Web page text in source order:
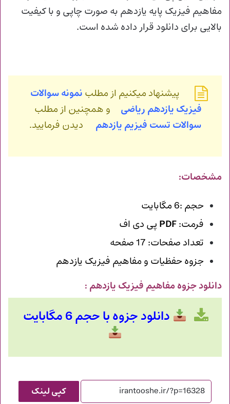
مفاهیم فیزیک پایه یازدهم به صورت چاپی و با کیفیت
بالایی برای دانلود قرار داده شده است.
پیشنهاد میکنیم از مطلب نمونه سوالات
فیزیک یازدهم ریاضی و همچنین از مطلب
سوالات تست فیزیم یازدهم دیدن فرمایید.
مشخصات:
حجم :6 مگابایت
فرمت:PDF پی دی اف
تعداد صفحات: 17 صفحه
جزوه حفظیات و مفاهیم فیزیک یازدهم
دانلود جزوه مفاهیم فیزیک یازدهم :
دانلود جزوه با حجم 6 مگابایت
کپی لینک